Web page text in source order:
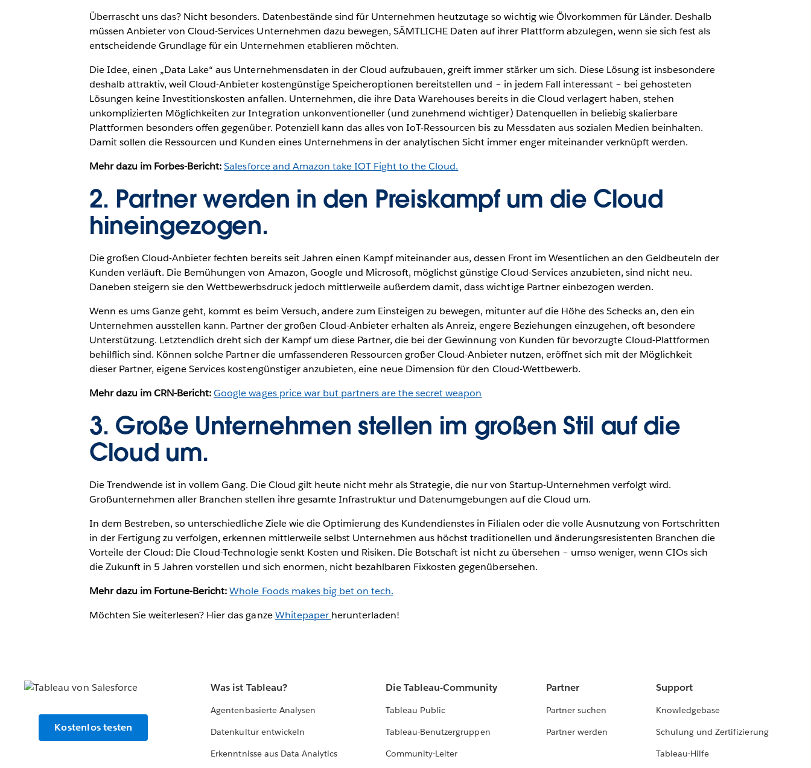
Überrascht uns das? Nicht besonders. Datenbestände sind für Unternehmen heutzutage so wichtig wie Ölvorkommen für Länder. Deshalb
müssen Anbieter von Cloud-Services Unternehmen dazu bewegen, SÄMTLICHE Daten auf ihrer Plattform abzulegen, wenn sie sich fest als
entscheidende Grundlage für ein Unternehmen etablieren möchten.
Die Idee, einen „Data Lake“ aus Unternehmensdaten in der Cloud aufzubauen, greift immer stärker um sich. Diese Lösung ist insbesondere
deshalb attraktiv, weil Cloud-Anbieter kostengünstige Speicheroptionen bereitstellen und – in jedem Fall interessant – bei gehosteten
Lösungen keine Investitionskosten anfallen. Unternehmen, die ihre Data Warehouses bereits in die Cloud verlagert haben, stehen
unkomplizierten Möglichkeiten zur Integration unkonventioneller (und zunehmend wichtiger) Datenquellen in beliebig skalierbare
Plattformen besonders offen gegenüber. Potenziell kann das alles von IoT-Ressourcen bis zu Messdaten aus sozialen Medien beinhalten.
Damit sollen die Ressourcen und Kunden eines Unternehmens in der analytischen Sicht immer enger miteinander verknüpft werden.
Mehr dazu im Forbes-Bericht: Salesforce and Amazon take IOT Fight to the Cloud.
2. Partner werden in den Preiskampf um die Cloud
hineingezogen.
Die großen Cloud-Anbieter fechten bereits seit Jahren einen Kampf miteinander aus, dessen Front im Wesentlichen an den Geldbeuteln der
Kunden verläuft. Die Bemühungen von Amazon, Google und Microsoft, möglichst günstige Cloud-Services anzubieten, sind nicht neu.
Daneben steigern sie den Wettbewerbsdruck jedoch mittlerweile außerdem damit, dass wichtige Partner einbezogen werden.
Wenn es ums Ganze geht, kommt es beim Versuch, andere zum Einsteigen zu bewegen, mitunter auf die Höhe des Schecks an, den ein
Unternehmen ausstellen kann. Partner der großen Cloud-Anbieter erhalten als Anreiz, engere Beziehungen einzugehen, oft besondere
Unterstützung. Letztendlich dreht sich der Kampf um diese Partner, die bei der Gewinnung von Kunden für bevorzugte Cloud-Plattformen
behilflich sind. Können solche Partner die umfassenderen Ressourcen großer Cloud-Anbieter nutzen, eröffnet sich mit der Möglichkeit
dieser Partner, eigene Services kostengünstiger anzubieten, eine neue Dimension für den Cloud-Wettbewerb.
Mehr dazu im CRN-Bericht: Google wages price war but partners are the secret weapon
3. Große Unternehmen stellen im großen Stil auf die
Cloud um.
Die Trendwende ist in vollem Gang. Die Cloud gilt heute nicht mehr als Strategie, die nur von Startup-Unternehmen verfolgt wird.
Großunternehmen aller Branchen stellen ihre gesamte Infrastruktur und Datenumgebungen auf die Cloud um.
In dem Bestreben, so unterschiedliche Ziele wie die Optimierung des Kundendienstes in Filialen oder die volle Ausnutzung von Fortschritten
in der Fertigung zu verfolgen, erkennen mittlerweile selbst Unternehmen aus höchst traditionellen und änderungsresistenten Branchen die
Vorteile der Cloud: Die Cloud-Technologie senkt Kosten und Risiken. Die Botschaft ist nicht zu übersehen – umso weniger, wenn CIOs sich
die Zukunft in 5 Jahren vorstellen und sich enormen, nicht bezahlbaren Fixkosten gegenübersehen.
Mehr dazu im Fortune-Bericht: Whole Foods makes big bet on tech.
Möchten Sie weiterlesen? Hier das ganzeWhitepaper herunterladen!
Kostenlos testen
Was ist Tableau?
Agentenbasierte Analysen
Datenkultur entwickeln
Erkenntnisse aus Data Analytics
Die Tableau-Community
Tableau Public
Tableau-Benutzergruppen
Community-Leiter
Partner
Partner suchen
Partner werden
Support
Knowledgebase
Schulung und Zertifizierung
Tableau-Hilfe